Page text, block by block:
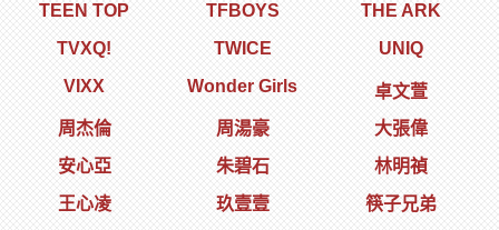
TEEN TOP
TFBOYS
THE ARK
TVXQ!
TWICE
UNIQ
VIXX
Wonder Girls
卓文萱
周杰倫
周湯豪
大張偉
安心亞
朱碧石
林明禎
王心凌
玖壹壹
筷子兄弟